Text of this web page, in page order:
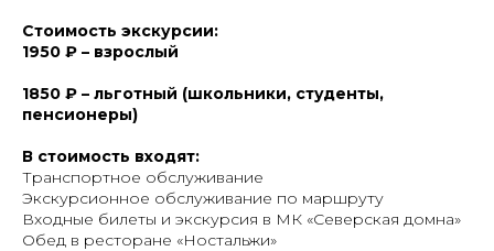
Стоимость экскурсии:
1950 ₽ – взрослый
1850 ₽ – льготный (школьники, студенты,
пенсионеры)
В стоимость входят:
Транспортное обслуживание
Экскурсионное обслуживание по маршруту
Входные билеты и экскурсия в МК «Северская домна»
Обед в ресторане «Ностальжи»